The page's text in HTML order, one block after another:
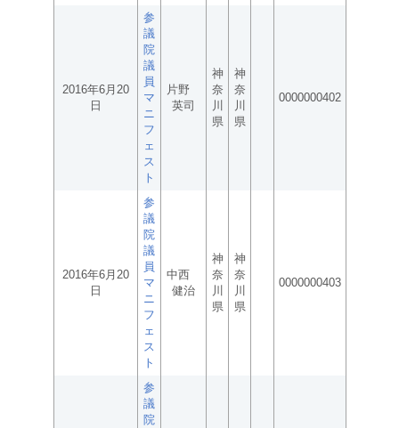
2016年6月20
日
参
議
院
議
員
マ
ニ
フ
ェ
ス
ト
片野
英司
神
奈
川
県
神
奈
川
県
0000000402
2016年6月20
日
参
議
院
議
員
マ
ニ
フ
ェ
ス
ト
中西
健治
神
奈
川
県
神
奈
川
県
0000000403
参
議
院